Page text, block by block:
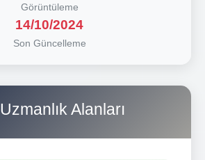
Görüntüleme
14/10/2024
Son Güncelleme
Uzmanlık Alanları